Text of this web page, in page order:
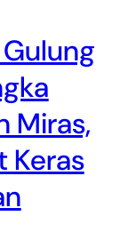
Miras,
Keras